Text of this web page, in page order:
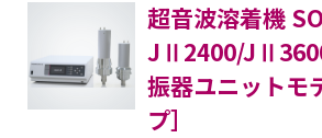
超音波溶着機
JⅡ2400/
振器ユニットモ
プ］